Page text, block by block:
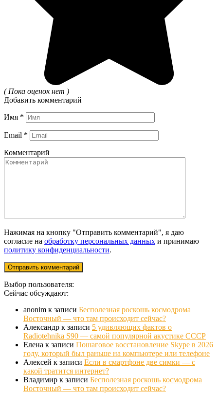
( Пока оценок нет )
Добавить комментарий
Имя *
Email *
Комментарий
Нажимая на кнопку "Отправить комментарий", я даю
согласие на обработку персональных данных и принимаю
политику конфиденциальности.
Выбор пользователя:
Сейчас обсуждают:
anonim к записи Бесполезная роскошь космодрома
Восточный — что там происходит сейчас?
Александр к записи 5 удивляющих фактов о
Radiotehnika S90 — самой популярной акустике СССР
Елена к записи Пошаговое восстановление Skype в 2026
году, который был раньше на компьютере или телефоне
Алексей к записи Если в смартфоне две симки — с
какой тратится интернет?
Владимир к записи Бесполезная роскошь космодрома
Восточный — что там происходит сейчас?